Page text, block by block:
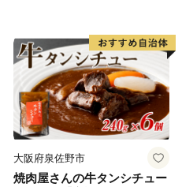
ー ギフト お取り寄せ 日高市
大阪府泉佐野市
焼肉屋さんの牛タンシチュー